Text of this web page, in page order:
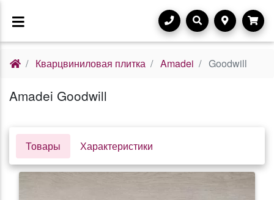
Кварцвиниловая плитка Amadei Goodwill
Amadei Goodwill
Товары Характеристики